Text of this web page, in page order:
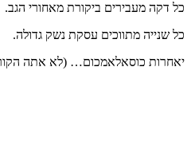
כל דקה מעבירים ביקורת מאחורי הגב.
כל שנייה מתווכים עסקת נשק גדולה.
יאחרות כוסאלאמכום… (לא אתה